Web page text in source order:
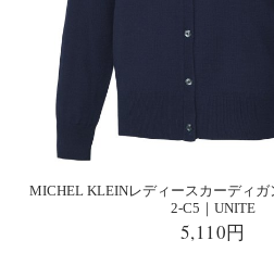
MICHEL KLEINレディースカーディガ
2-C5｜UNITE
5,110円